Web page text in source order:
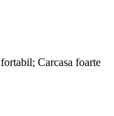
Carcasa foarte